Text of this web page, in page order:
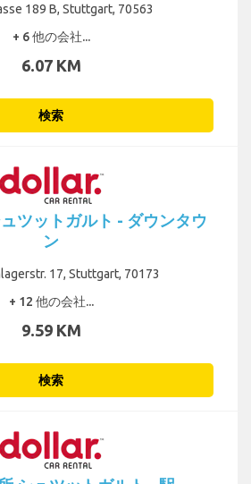
189 B, Stuttgart, 70563
+ 6 他の会社...
6.07 KM
検索
ツットガルト - ダウンタウ
ン
17, Stuttgart, 70173
+ 12 他の会社...
9.59 KM
検索